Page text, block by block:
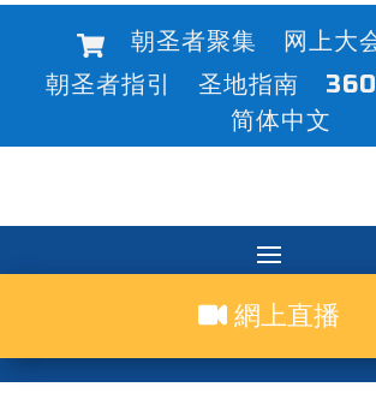
朝圣者聚集 网上大
朝圣者指引
圣地指南
简体中文
網上直播